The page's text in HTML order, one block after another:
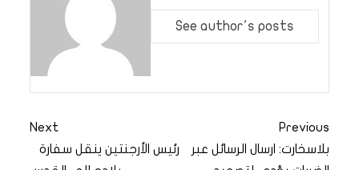
See author's posts
Previous
بلاسخارت: ارسال الرسائل عبر
Next
رئيس الأرجنتين ينقل سفارة